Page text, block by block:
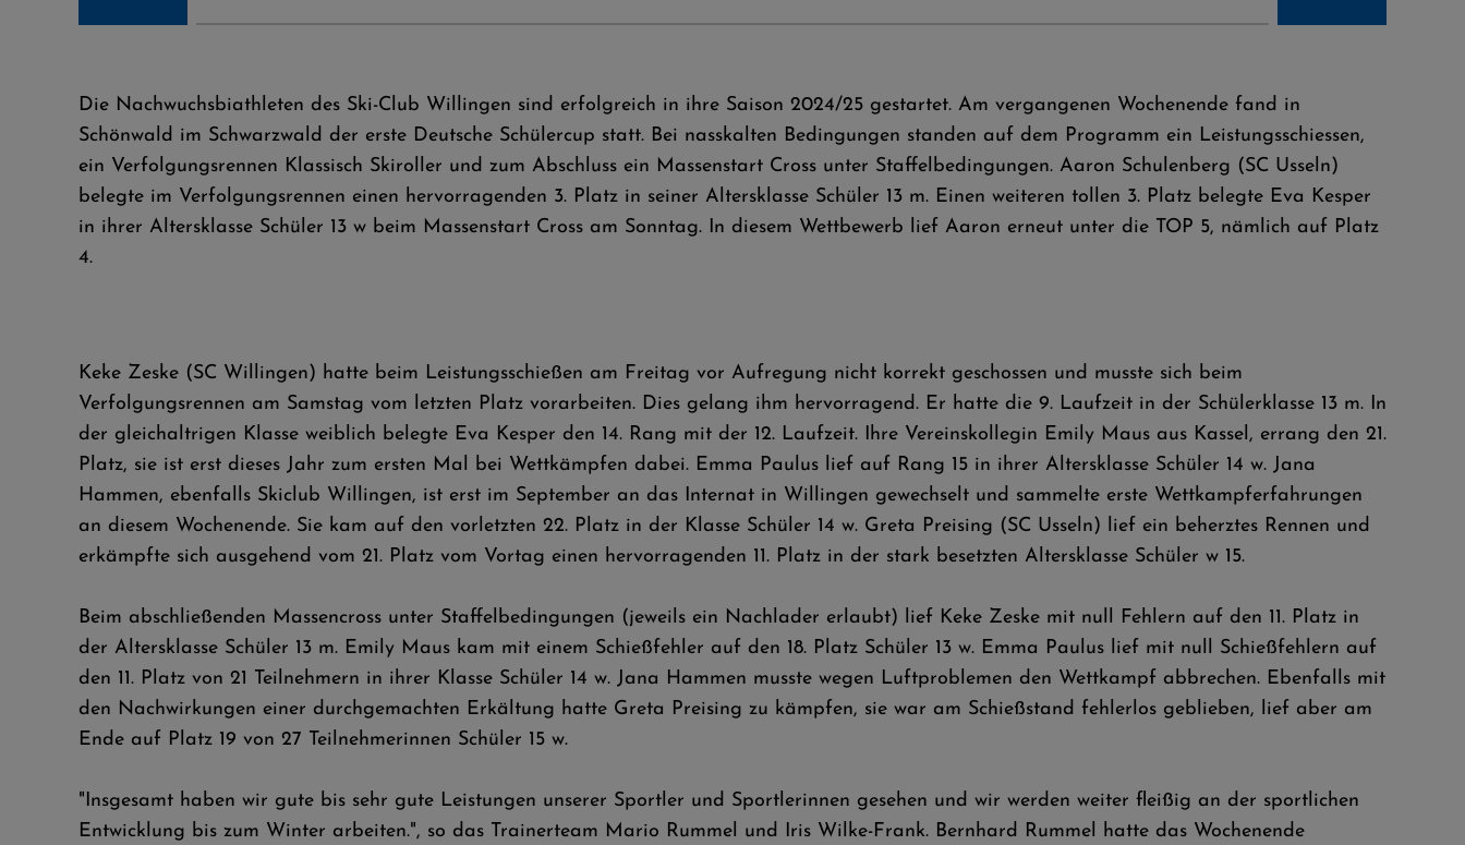
Die Nachwuchsbiathleten des Ski-Club Willingen sind erfolgreich in ihre Saison 2024/25 gestartet. Am vergangenen Wochenende fand in
Schönwald im Schwarzwald der erste Deutsche Schülercup statt. Bei nasskalten Bedingungen standen auf dem Programm ein Leistungsschiessen,
ein Verfolgungsrennen Klassisch Skiroller und zum Abschluss ein Massenstart Cross unter Staffelbedingungen. Aaron Schulenberg (SC Usseln)
belegte im Verfolgungsrennen einen hervorragenden 3. Platz in seiner Altersklasse Schüler 13 m. Einen weiteren tollen 3. Platz belegte Eva Kesper
in ihrer Altersklasse Schüler 13 w beim Massenstart Cross am Sonntag. In diesem Wettbewerb lief Aaron erneut unter die TOP 5, nämlich auf Platz
4.
Keke Zeske (SC Willingen) hatte beim Leistungsschießen am Freitag vor Aufregung nicht korrekt geschossen und musste sich beim
Verfolgungsrennen am Samstag vom letzten Platz vorarbeiten. Dies gelang ihm hervorragend. Er hatte die 9. Laufzeit in der Schülerklasse 13 m. In
der gleichaltrigen Klasse weiblich belegte Eva Kesper den 14. Rang mit der 12. Laufzeit. Ihre Vereinskollegin Emily Maus aus Kassel, errang den 21.
Platz, sie ist erst dieses Jahr zum ersten Mal bei Wettkämpfen dabei. Emma Paulus lief auf Rang 15 in ihrer Altersklasse Schüler 14 w. Jana
Hammen, ebenfalls Skiclub Willingen, ist erst im September an das Internat in Willingen gewechselt und sammelte erste Wettkampferfahrungen
an diesem Wochenende. Sie kam auf den vorletzten 22. Platz in der Klasse Schüler 14 w. Greta Preising (SC Usseln) lief ein beherztes Rennen und
erkämpfte sich ausgehend vom 21. Platz vom Vortag einen hervorragenden 11. Platz in der stark besetzten Altersklasse Schüler w 15.
Beim abschließenden Massencross unter Staffelbedingungen (jeweils ein Nachlader erlaubt) lief Keke Zeske mit null Fehlern auf den 11. Platz in
der Altersklasse Schüler 13 m. Emily Maus kam mit einem Schießfehler auf den 18. Platz Schüler 13 w. Emma Paulus lief mit null Schießfehlern auf
den 11. Platz von 21 Teilnehmern in ihrer Klasse Schüler 14 w. Jana Hammen musste wegen Luftproblemen den Wettkampf abbrechen. Ebenfalls mit
den Nachwirkungen einer durchgemachten Erkältung hatte Greta Preising zu kämpfen, sie war am Schießstand fehlerlos geblieben, lief aber am
Ende auf Platz 19 von 27 Teilnehmerinnen Schüler 15 w.
"Insgesamt haben wir gute bis sehr gute Leistungen unserer Sportler und Sportlerinnen gesehen und wir werden weiter fleißig an der sportlichen
Entwicklung bis zum Winter arbeiten.", so das Trainerteam Mario Rummel und Iris Wilke-Frank. Bernhard Rummel hatte das Wochenende